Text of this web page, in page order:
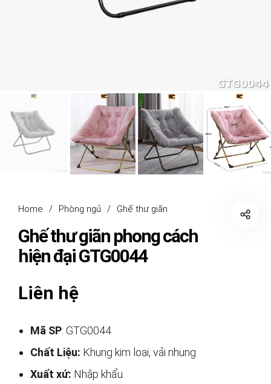
Home / Phòng ngủ / Ghế thư giãn
Ghế thư giãn phong cách
hiện đại GTG0044
Liên hệ
Mã SP: GTG0044
Chất Liệu: Khung kim loại, vải nhung
Xuất xứ: Nhập khẩu